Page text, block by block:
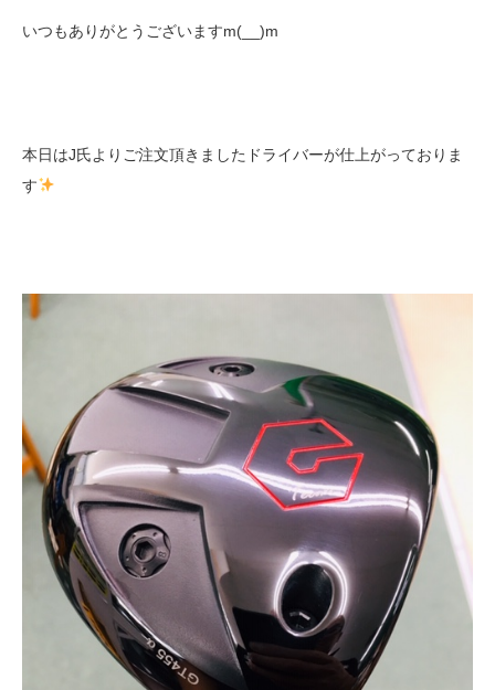
いつもありがとうございますm(__)m
本日はJ氏よりご注文頂きましたドライバーが仕上がっておりま
す